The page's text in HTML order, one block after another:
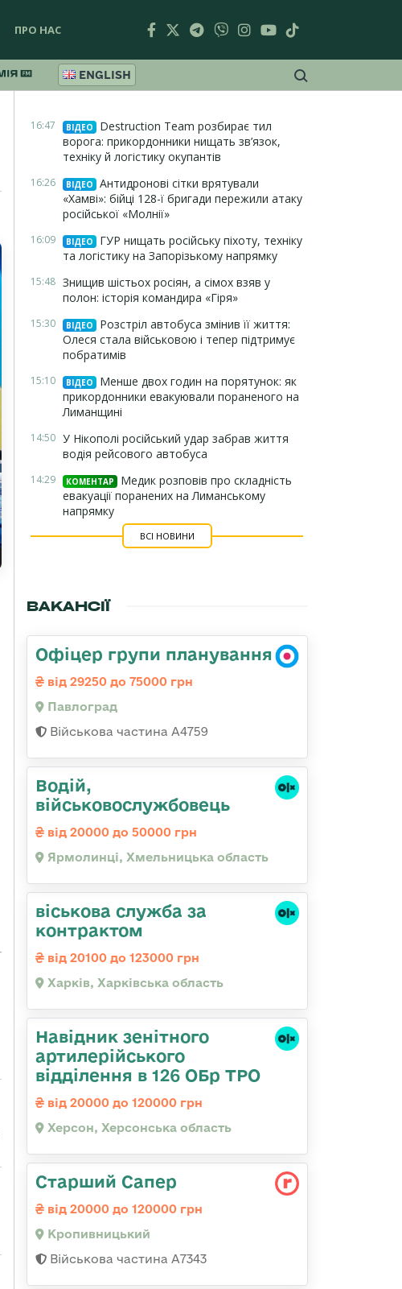
ПРО НАС
ENGLISH
16:47 ВІДЕО
Destruction Team розбирає тил
ворога: прикордонники нищать зв’язок,
техніку й логістику окупантів
16:26 ВІДЕО
Антидронові сітки врятували
«Хамві»: бійці 128-ї бригади пережили атаку
російської «Молнії»
16:09 ВІДЕО
ГУР нищать російську піхоту, техніку
та логістику на Запорізькому напрямку
15:48 Знищив шістьох росіян, а сімох взяв у
полон: історія командира «Гіря»
15:30 ВІДЕО
Розстріл автобуса змінив її життя:
Олеся стала військовою і тепер підтримує
побратимів
15:10 ВІДЕО
Менше двох годин на порятунок: як
прикордонники евакуювали пораненого на
Лиманщині
14:50 У Нікополі російський удар забрав життя
водія рейсового автобуса
14:29 КОМЕНТАР
Медик розповів про складність
евакуації поранених на Лиманському
напрямку
ВСІ НОВИНИ
ВАКАНСІЇ
Офіцер групи планування
від 29250 до 75000 грн
Павлоград
Військова частина А4759
Водій,
військовослужбовець
від 20000 до 50000 грн
Ярмолинці, Хмельницька область
віськова служба за
контрактом
від 20100 до 123000 грн
Харків, Харківська область
Навідник зенітного
артилерійського
відділення в 126 ОБр ТРО
від 20000 до 120000 грн
Херсон, Херсонська область
Старший Сапер
від 20000 до 120000 грн
Кропивницький
Військова частина А7343